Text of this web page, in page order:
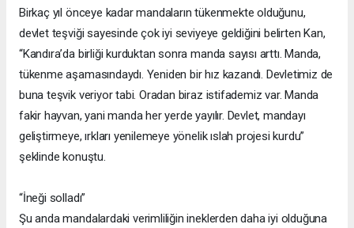
Birkaç yıl önceye kadar mandaların tükenmekte olduğunu,
devlet teşviği sayesinde çok iyi seviyeye geldiğini belirten Kan,
“Kandıra’da birliği kurduktan sonra manda sayısı arttı. Manda,
tükenme aşamasındaydı. Yeniden bir hız kazandı. Devletimiz de
buna teşvik veriyor tabi. Oradan biraz istifademiz var. Manda
fakir hayvan, yani manda her yerde yayılır. Devlet, mandayı
geliştirmeye, ırkları yenilemeye yönelik ıslah projesi kurdu”
şeklinde konuştu.
“İneği solladı”
Şu anda mandalardaki verimliliğin ineklerden daha iyi olduğuna